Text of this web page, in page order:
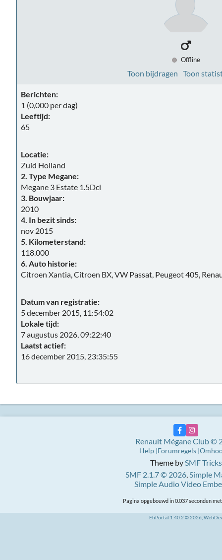
Offline
Toon bijdragen Toon
Berichten:
1 (0,000 per dag)
Leeftijd:
65
Locatie:
Zuid Holland
2. Type Megane:
Megane 3 Estate 1.5Dci
3. Bouwjaar:
2010
4. In bezit sinds:
nov 2015
5. Kilometerstand:
118.000
6. Auto historie:
Citroen Xantia, Citroen BX, VW Passat, Peugeot 405,
Datum van registratie:
5 december 2015, 11:54:02
Lokale tijd:
7 augustus 2026, 09:22:40
Laatst actief:
16 december 2015, 23:35:55
Theme bySMF Tricks
SMF 2.1.7 © 2026,Simple
Simple Audio Video
Renault Mégane Club ©
Help Forumregels
Pagina opgebouwd in 0.037 seconden
EhPortal 1.40.2 © 2026,